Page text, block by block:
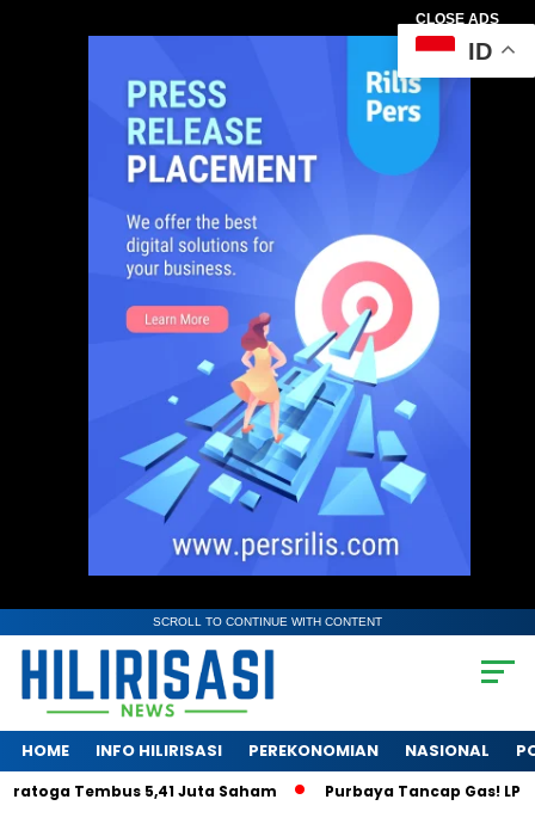
CLOSE ADS
SCROLL TO CONTINUE WITH CONTENT
HOME INFO HILIRISASI PEREKONOMIAN NASIONAL
Tembus 5,41 Juta Saham Purbaya Tancap Gas! LPS
ID